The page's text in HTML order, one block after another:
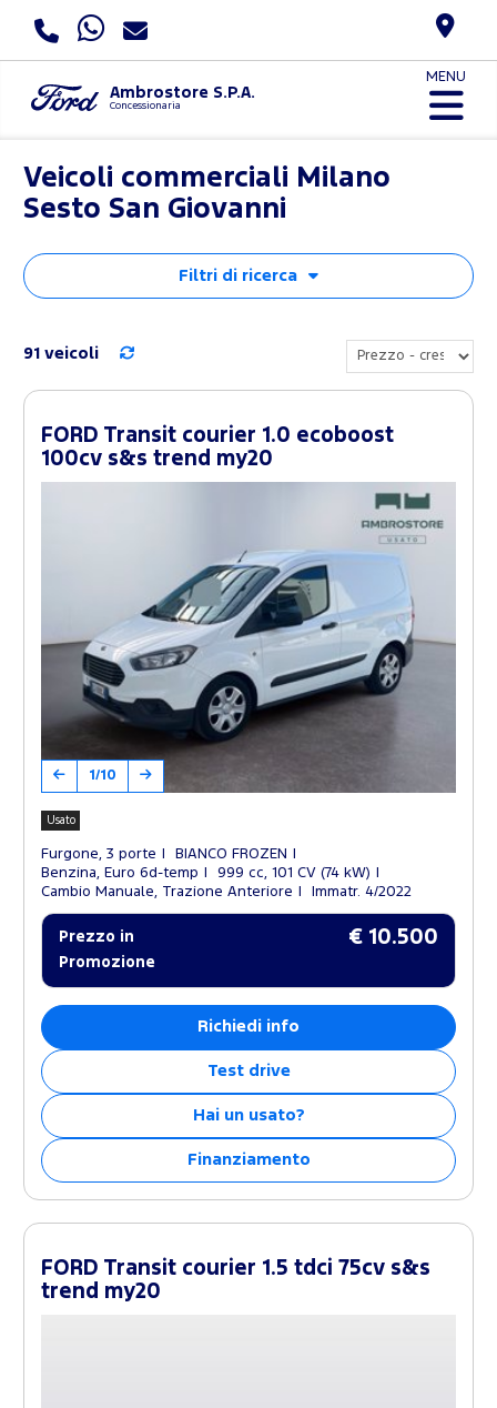
Ambrostore S.P.A.
Concessionaria
MENU
Veicoli commerciali Milano
Sesto San Giovanni
Filtri di ricerca
91 veicoli
FORD Transit courier 1.0 ecoboost
100cv s&s trend my20
1/10
Usato
Furgone, 3 porte
BIANCO FROZEN
Benzina, Euro 6d-temp
999 cc, 101 CV (74 kW)
Cambio Manuale, Trazione Anteriore
Immatr. 4/2022
Prezzo in
Promozione
€ 10.500
Richiedi info
Test drive
Hai un usato?
Finanziamento
FORD Transit courier 1.5 tdci 75cv s&s
trend my20